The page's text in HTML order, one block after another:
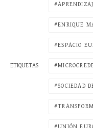
ETIQUETAS
ENRIQUE
ESPACIO
SOCIEDAD
UNIÓN